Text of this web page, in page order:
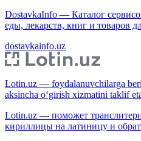
DostavkaInfo — Каталог
еды, лекарств, книг и товаров
dostavkainfo.uz
Lotin.uz — foydalanuvchilarga
aksincha o‘girish xizmatini taklif
Lotin.uz — поможет
кириллицы на латиницу и